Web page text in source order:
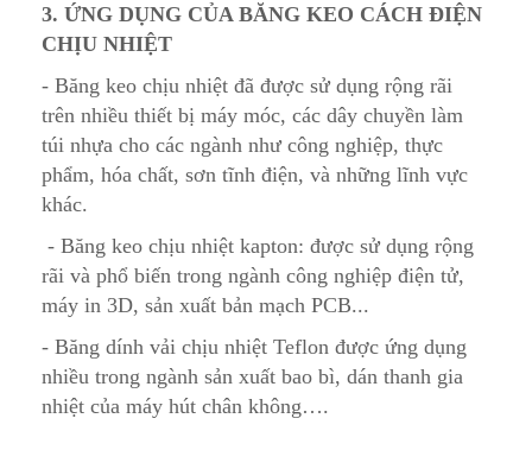
3. ỨNG DỤNG CỦA BĂNG KEO CÁCH ĐIỆN
CHỊU NHIỆT
- Băng keo chịu nhiệt đã được sử dụng rộng rãi
trên nhiều thiết bị máy móc, các dây chuyền làm
túi nhựa cho các ngành như công nghiệp, thực
phẩm, hóa chất, sơn tĩnh điện, và những lĩnh vực
khác.
- Băng keo chịu nhiệt kapton: được sử dụng rộng
rãi và phổ biến trong ngành công nghiệp điện tử,
máy in 3D, sản xuất bản mạch PCB...
- Băng dính vải chịu nhiệt Teflon được ứng dụng
nhiều trong ngành sản xuất bao bì, dán thanh gia
nhiệt của máy hút chân không….